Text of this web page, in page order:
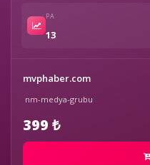
PA
13
mvphaber.com
nm-medya-grubu
399 ₺